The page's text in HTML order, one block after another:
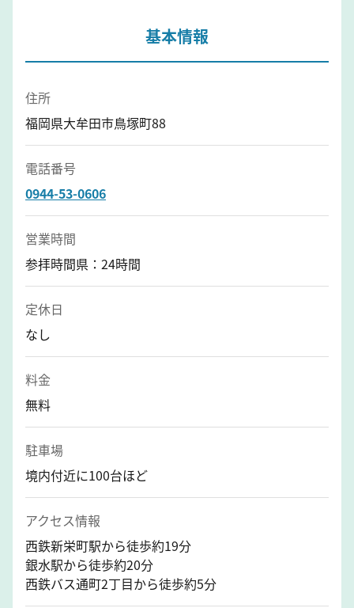
基本情報
住所
福岡県大牟田市鳥塚町88
電話番号
0944-53-0606
営業時間
参拝時間県：24時間
定休日
なし
料金
無料
駐車場
境内付近に100台ほど
アクセス情報
西鉄新栄町駅から徒歩約19分
銀水駅から徒歩約20分
西鉄バス通町2丁目から徒歩約5分